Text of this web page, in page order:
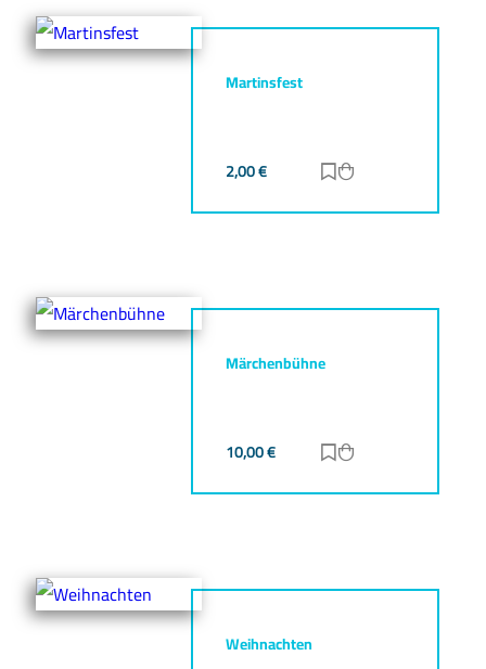
Martinsfest
2,00€ Zur Merkliste
Märchenbühne
10,00€ Zur Merkliste
Weihnachten